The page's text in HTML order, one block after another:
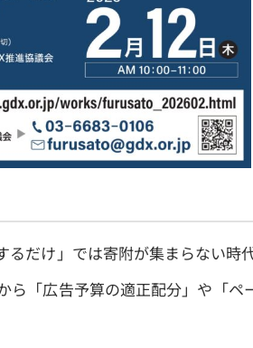
だけ」では寄附が集まらない時
「広告予算の適正配分」や「ペ